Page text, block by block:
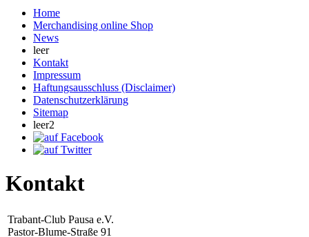
Home
Merchandising online Shop
News
leer
Kontakt
Impressum
Haftungsausschluss (Disclaimer)
Datenschutzerklärung
Sitemap
leer2
Kontakt
Trabant-Club Pausa e.V.
Pastor-Blume-Straße 91